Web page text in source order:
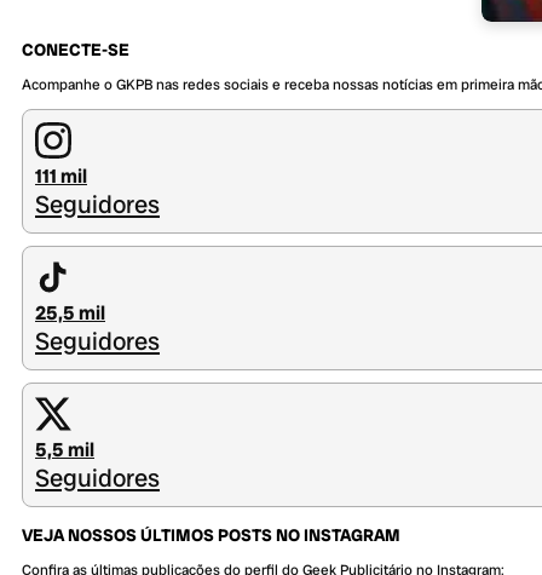
CONECTE-SE
Acompanhe o GKPB nas redes sociais e receba nossas notícias em primeira
111 mil
Seguidores
25,5 mil
Seguidores
5,5 mil
Seguidores
VEJA NOSSOS ÚLTIMOS POSTS NO INSTAGRAM
Confira as últimas publicações do perfil do Geek Publicitário no Instagram: